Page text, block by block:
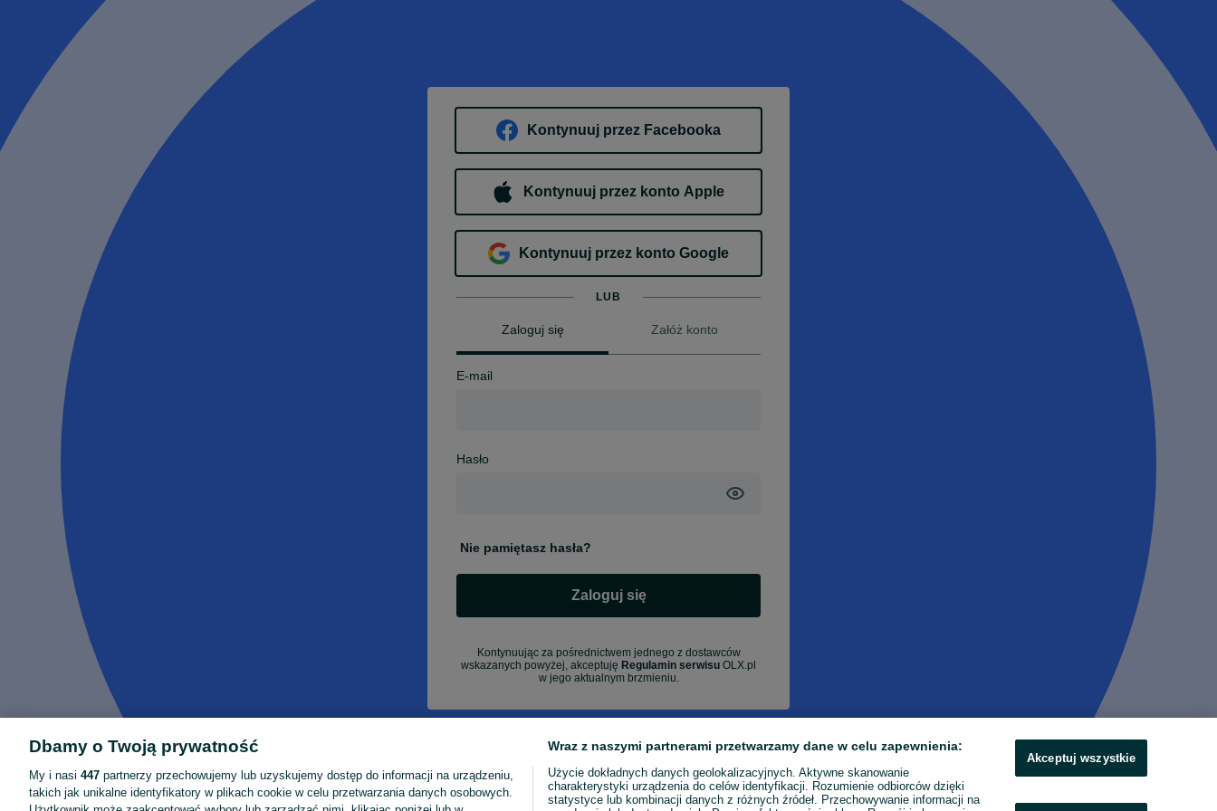
Kontynuuj przez Facebooka
Kontynuuj przez konto Apple
Kontynuuj przez konto Google
LUB
Zaloguj się Załóż konto
E-mail
Hasło
Nie pamiętasz hasła?
Zaloguj się
Kontynuując za pośrednictwem jednego z dostawców
wskazanych powyżej, akceptuję Regulamin serwisu OLX.pl
w jego aktualnym brzmieniu.
Dbamy o Twoją prywatność
My i nasi 447 partnerzy przechowujemy lub uzyskujemy dostęp do informacji na urządzeniu,
takich jak unikalne identyfikatory w plikach cookie w celu przetwarzania danych osobowych.
Wraz z naszymi partnerami przetwarzamy dane w celu zapewnienia:
Użycie dokładnych danych geolokalizacyjnych. Aktywne skanowanie
charakterystyki urządzenia do celów identyfikacji. Rozumienie odbiorców dzięki
statystyce lub kombinacji danych z różnych źródeł. Przechowywanie informacji na
Akceptuj wszystkie